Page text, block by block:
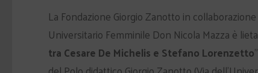
La Fondazione Giorgio Zanotto in
Universitario Femminile Don Nicola Mazza è
tra Cesare De Michelis e Stefano Lorenzetto